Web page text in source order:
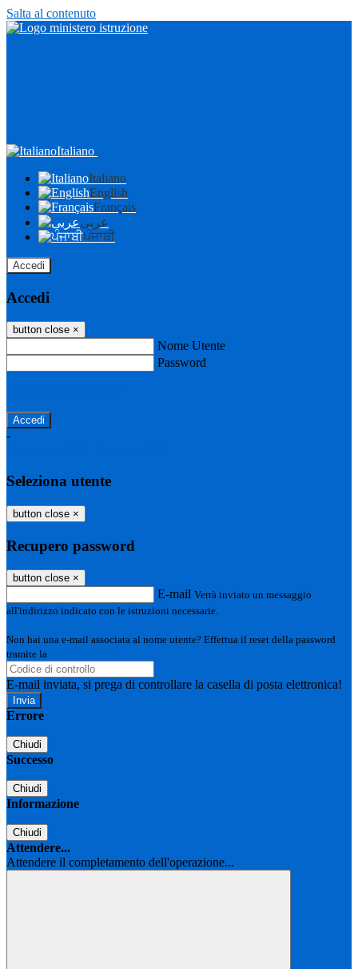
Salta al contenuto
Italiano
Italiano
English
Français
عربى
ਪੰਜਾਬੀ
Accedi
Accedi
button close ×
Nome Utente
Password
-
Seleziona utente
button close ×
Recupero password
button close ×
E-mail Verrà inviato un messaggio
all'indirizzo indicato con le istruzioni necessarie.
Non hai una e-mail associata al nome utente? Effettua il reset della password
tramite la
E-mail inviata, si prega di controllare la casella di posta elettronica!
Errore
Chiudi
Successo
Chiudi
Informazione
Chiudi
Attendere...
Attendere il completamento dell'operazione...